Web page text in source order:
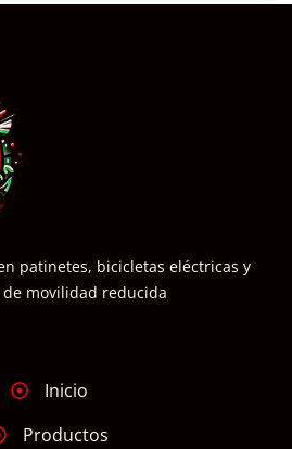
patinetes, bicicletas eléctricas y
movilidad reducida
Inicio
Productos